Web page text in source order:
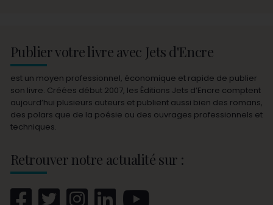
Publier votre livre avec Jets d'Encre
est un moyen professionnel, économique et rapide de publier
son livre. Créées début 2007, les Éditions Jets d’Encre comptent
aujourd’hui plusieurs auteurs et publient aussi bien des romans,
des polars que de la poésie ou des ouvrages professionnels et
techniques.
Retrouver notre actualité sur :